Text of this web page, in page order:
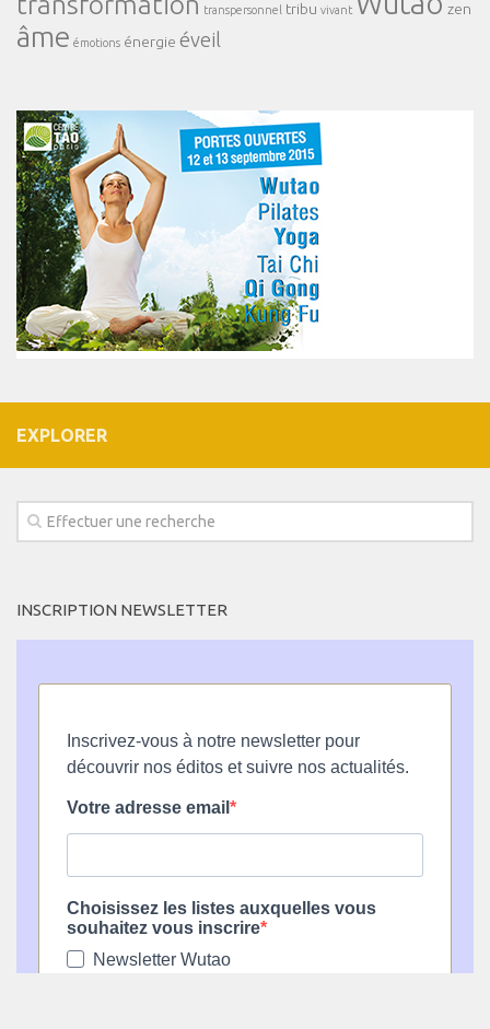
transpersonnel tribu vivant zen
âme émotions énergie éveil
EXPLORER
INSCRIPTION NEWSLETTER